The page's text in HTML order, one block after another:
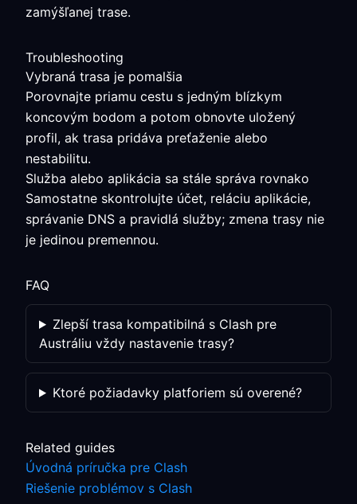
zamýšľanej trase.
Troubleshooting
Vybraná trasa je pomalšia
Porovnajte priamu cestu s jedným blízkym
koncovým bodom a potom obnovte uložený
profil, ak trasa pridáva preťaženie alebo
nestabilitu.
Služba alebo aplikácia sa stále správa rovnako
Samostatne skontrolujte účet, reláciu aplikácie,
správanie DNS a pravidlá služby; zmena trasy nie
je jedinou premennou.
FAQ
Zlepší trasa kompatibilná s Clash pre
Austráliu vždy nastavenie trasy?
Ktoré požiadavky platforiem sú overené?
Related guides
Úvodná príručka pre Clash
Riešenie problémov s Clash